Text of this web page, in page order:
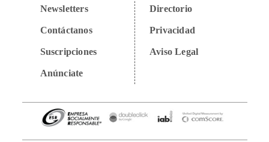
Newsletters
Contáctanos
Suscripciones
Anúnciate
Directorio
Privacidad
Aviso Legal